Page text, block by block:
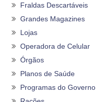
Fraldas Descartáveis
Grandes Magazines
Lojas
Operadora de Celular
Órgãos
Planos de Saúde
Programas do Governo